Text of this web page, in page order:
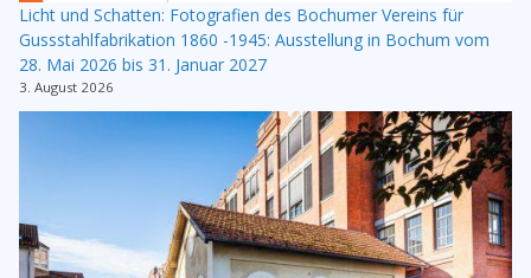
Licht und Schatten: Fotografien des Bochumer Vereins für
Gussstahlfabrikation 1860 -1945: Ausstellung in Bochum vom
28. Mai 2026 bis 31. Januar 2027
3. August 2026